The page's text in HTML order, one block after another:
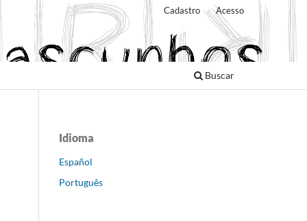
Buscar
Cadastro Acesso
Idioma
Español
Português